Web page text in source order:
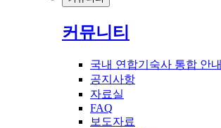
커뮤니티
국내 연합기숙사 통합 안내
공지사항
자료실
FAQ
보도자료